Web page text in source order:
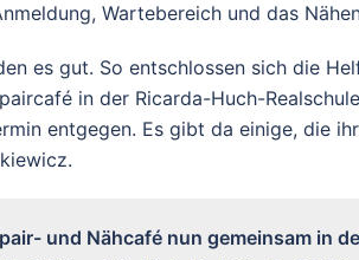
Wartebereich und das
es gut. So entschlossen sich die
in der Ricarda-Huch-
entgegen. Es gibt da einige, die
und Nähcafé nun gemeinsam in